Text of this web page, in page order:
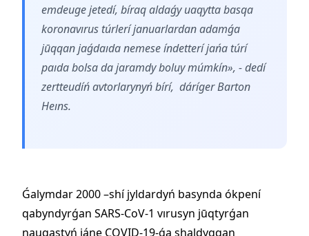
emdeuge jetedí, bíraq aldaǵy uaqytta basqa
koronavırus túrlerí januarlardan adamǵa
jūqqan jaǵdaıda nemese índetterí jańa túrí
paıda bolsa da jaramdy boluy múmkín», - dedí
zertteudíń avtorlarynyń bírí, dáríger Barton
Heıns.
Ǵalymdar 2000 –shí jyldardyń basynda ókpení
qabyndyrǵan SARS-CoV-1 vırusyn jūqtyrǵan
nauqastyń jáne COVID-19-ǵa shaldyqqan